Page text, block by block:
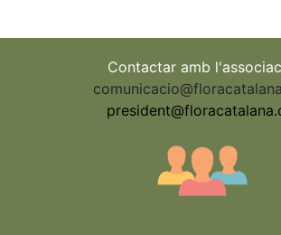
Contactar amb